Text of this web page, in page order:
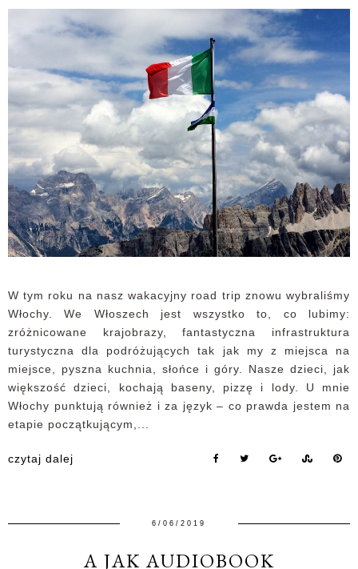
W tym roku na nasz wakacyjny road trip znowu wybraliśmy
Włochy. We Włoszech jest wszystko to, co lubimy:
zróżnicowane krajobrazy, fantastyczna infrastruktura
turystyczna dla podróżujących tak jak my z miejsca na
miejsce, pyszna kuchnia, słońce i góry. Nasze dzieci, jak
większość dzieci, kochają baseny, pizzę i lody. U mnie
Włochy punktują również i za język – co prawda jestem na
etapie początkującym,...
czytaj dalej
6/06/2019
A JAK AUDIOBOOK